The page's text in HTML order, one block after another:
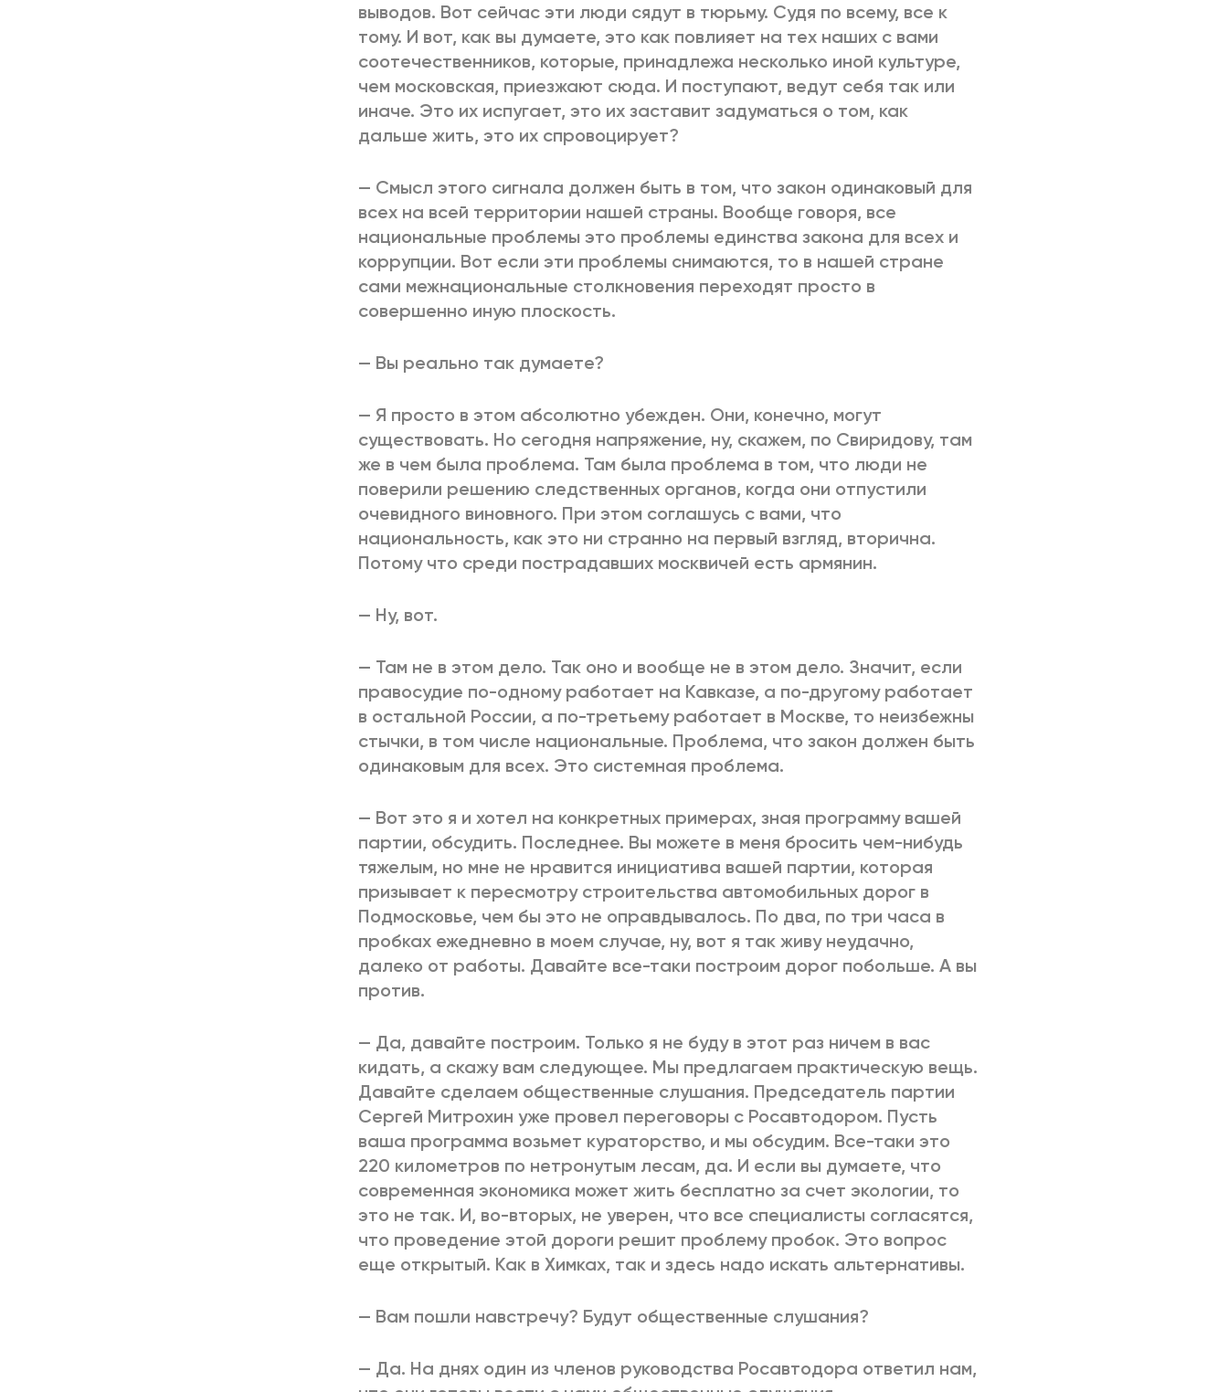
выводов. Вот сейчас эти люди сядут в тюрьму. Судя по всему, все к
тому. И вот, как вы думаете, это как повлияет на тех наших с вами
соотечественников, которые, принадлежа несколько иной культуре,
чем московская, приезжают сюда. И поступают, ведут себя так или
иначе. Это их испугает, это их заставит задуматься о том, как
дальше жить, это их спровоцирует?
— Смысл этого сигнала должен быть в том, что закон одинаковый для
всех на всей территории нашей страны. Вообще говоря, все
национальные проблемы это проблемы единства закона для всех и
коррупции. Вот если эти проблемы снимаются, то в нашей стране
сами межнациональные столкновения переходят просто в
совершенно иную плоскость.
— Вы реально так думаете?
— Я просто в этом абсолютно убежден. Они, конечно, могут
существовать. Но сегодня напряжение, ну, скажем, по Свиридову, там
же в чем была проблема. Там была проблема в том, что люди не
поверили решению следственных органов, когда они отпустили
очевидного виновного. При этом соглашусь с вами, что
национальность, как это ни странно на первый взгляд, вторична.
Потому что среди пострадавших москвичей есть армянин.
— Ну, вот.
— Там не в этом дело. Так оно и вообще не в этом дело. Значит, если
правосудие по-одному работает на Кавказе, а по-другому работает
в остальной России, а по-третьему работает в Москве, то неизбежны
стычки, в том числе национальные. Проблема, что закон должен быть
одинаковым для всех. Это системная проблема.
— Вот это я и хотел на конкретных примерах, зная программу вашей
партии, обсудить. Последнее. Вы можете в меня бросить чем-нибудь
тяжелым, но мне не нравится инициатива вашей партии, которая
призывает к пересмотру строительства автомобильных дорог в
Подмосковье, чем бы это не оправдывалось. По два, по три часа в
пробках ежедневно в моем случае, ну, вот я так живу неудачно,
далеко от работы. Давайте все-таки построим дорог побольше. А вы
против.
— Да, давайте построим. Только я не буду в этот раз ничем в вас
кидать, а скажу вам следующее. Мы предлагаем практическую вещь.
Давайте сделаем общественные слушания. Председатель партии
Сергей Митрохин уже провел переговоры с Росавтодором. Пусть
ваша программа возьмет кураторство, и мы обсудим. Все-таки это
220 километров по нетронутым лесам, да. И если вы думаете, что
современная экономика может жить бесплатно за счет экологии, то
это не так. И, во-вторых, не уверен, что все специалисты согласятся,
что проведение этой дороги решит проблему пробок. Это вопрос
еще открытый. Как в Химках, так и здесь надо искать альтернативы.
— Вам пошли навстречу? Будут общественные слушания?
— Да. На днях один из членов руководства Росавтодора ответил нам,